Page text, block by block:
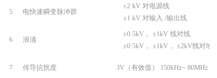
5 电快速瞬变脉冲群
±2 kV 对电源线
±1 kV 对输入 /输出线
6 浪涌
±0.5kV， ±1kV 线对线
±0.5kV， ±1kV， ±2kV线对地
7 传导抗扰度 3V（有效值） 150kHz~ 80MHz